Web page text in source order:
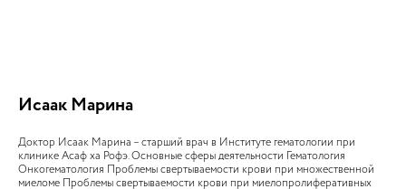
Исаак Марина
Доктор Исаак Марина – старший врач в Институте гематологии при
клинике Асаф ха Рофэ. Основные сферы деятельности Гематология
Онкогематология Проблемы свертываемости крови при множественной
миеломе Проблемы свертываемости крови при миелопролиферативных